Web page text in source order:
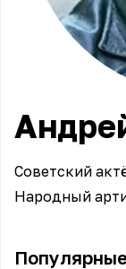
Советский
Народный